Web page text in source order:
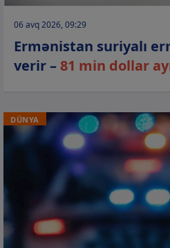
06 avq 2026, 09:29
Ermənistan suriyalı
verir –81 min dollar
DÜNYA